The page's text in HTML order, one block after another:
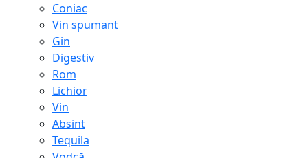
Coniac
Vin spumant
Gin
Digestiv
Rom
Lichior
Vin
Absint
Tequila